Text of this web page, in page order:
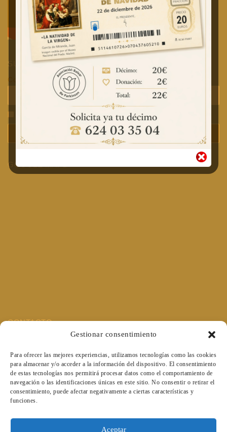
Gestionar consentimiento
Para ofrecer las mejores experiencias, utilizamos tecnologías como las cookies
para almacenar y/o acceder a la información del dispositivo. El consentimiento
de estas tecnologías nos permitirá procesar datos como el comportamiento de
navegación o las identificaciones únicas en este sitio. No consentir o retirar el
consentimiento, puede afectar negativamente a ciertas características y
funciones.
Aceptar
SUSCRÍBETE A LAS NOTICIAS
Correo electrónico
Acepto la política de privacidad.
GOOGLE MAPS
CONTACTO
Carrer de la Rosa, 3-1° piso
Horario:
CONCERTAR CITA PREVIA AL 624 03 35 04
SIGUENOS EN LAS REDES